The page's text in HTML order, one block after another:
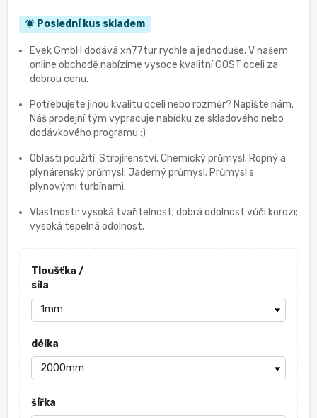
notifications_active Poslední kus skladem
Evek GmbH dodává xn77tur rychle a jednoduše. V našem
online obchodě nabízíme vysoce kvalitní GOST oceli za
dobrou cenu.
Potřebujete jinou kvalitu oceli nebo rozměr? Napište nám.
Náš prodejní tým vypracuje nabídku ze skladového nebo
dodávkového programu :)
Oblasti použití: Strojírenství; Chemický průmysl; Ropný a
plynárenský průmysl; Jaderný průmysl; Průmysl s
plynovými turbínami.
Vlastnosti: vysoká tvařitelnost; dobrá odolnost vůči korozi;
vysoká tepelná odolnost.
Tloušťka /
síla
délka
šířka